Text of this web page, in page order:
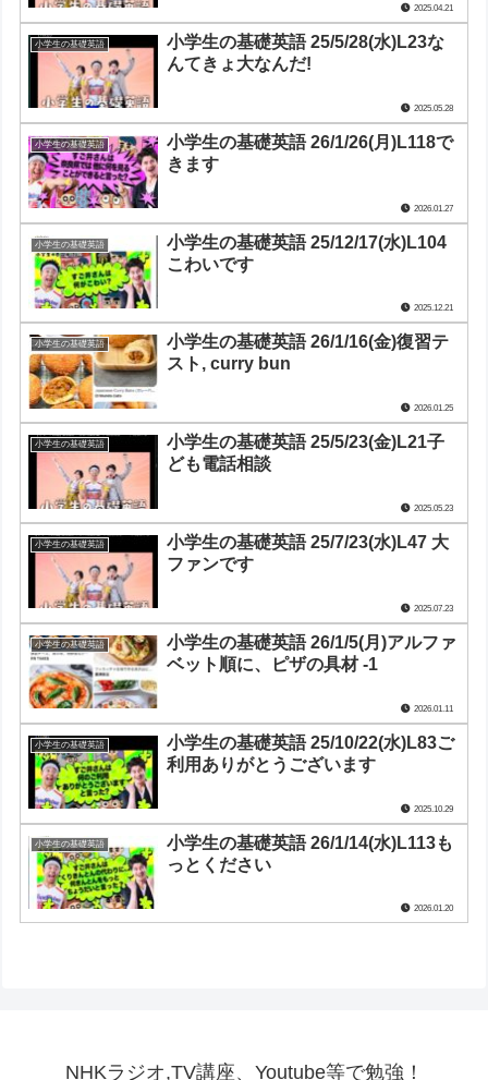
2025.04.21
小学生の基礎英語
小学生の基礎英語 25/5/28(水)L23な
んてきょ大なんだ!
2025.05.28
小学生の基礎英語
小学生の基礎英語 26/1/26(月)L118で
きます
2026.01.27
小学生の基礎英語
小学生の基礎英語 25/12/17(水)L104
こわいです
2025.12.21
小学生の基礎英語
小学生の基礎英語 26/1/16(金)復習テ
スト, curry bun
2026.01.25
小学生の基礎英語
小学生の基礎英語 25/5/23(金)L21子
ども電話相談
2025.05.23
小学生の基礎英語
小学生の基礎英語 25/7/23(水)L47 大
ファンです
2025.07.23
小学生の基礎英語
小学生の基礎英語 26/1/5(月)アルファ
ベット順に、ピザの具材 -1
2026.01.11
小学生の基礎英語
小学生の基礎英語 25/10/22(水)L83ご
利用ありがとうございます
2025.10.29
小学生の基礎英語
小学生の基礎英語 26/1/14(水)L113も
っとください
2026.01.20
NHKラジオ,TV講座、Youtube等で勉強！